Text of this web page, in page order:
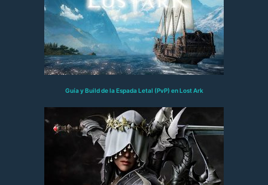
Guía y Build de la Espada Letal (PvP) en Lost Ark